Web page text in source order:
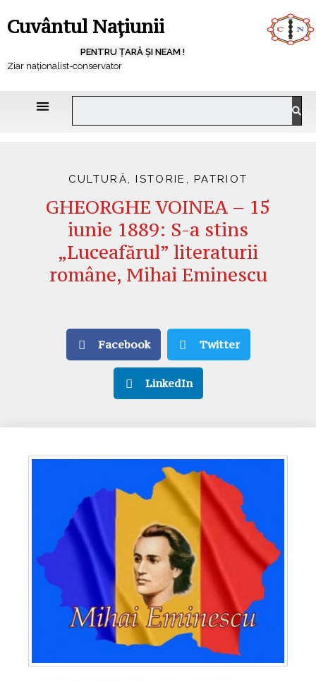
Cuvântul Națiunii
PENTRU ȚARĂ ȘI NEAM !
Ziar naționalist-conservator
CULTURĂ,ISTORIE ,PATRIOT
GHEORGHE VOINEA – 15
iunie 1889: S-a stins
„Luceafărul” literaturii
române, Mihai Eminescu
Facebook Twitter
LinkedIn